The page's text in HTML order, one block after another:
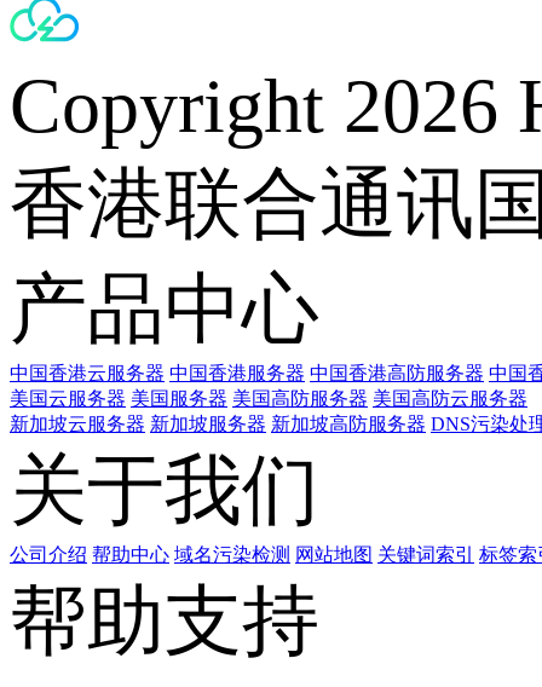
Copyright 2026
香港联合通讯
产品中心
中国香港云服务器 中国香港服务器 中国香港高防服务器 中国
美国云服务器 美国服务器 美国高防服务器 美国高防云服务器
新加坡云服务器 新加坡服务器 新加坡高防服务器 DNS污染处
关于我们
公司介绍 帮助中心 域名污染检测 网站地图 关键词索引 标签索
帮助支持